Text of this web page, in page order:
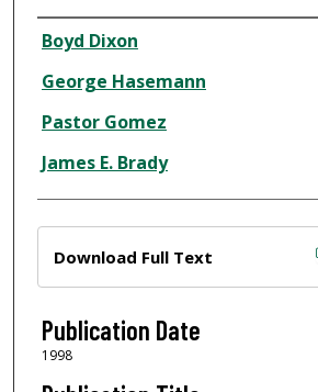
Author
Boyd Dixon
George Hasemann
Pastor Gomez
James E. Brady
Download Full Text
Publication Date
1998